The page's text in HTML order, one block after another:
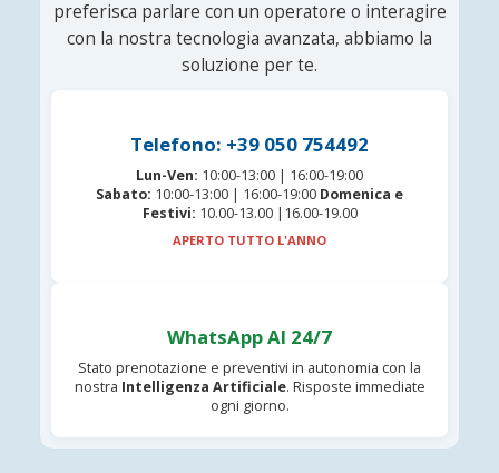
preferisca parlare con un operatore o interagire
con la nostra tecnologia avanzata, abbiamo la
soluzione per te.
Telefono: +39 050 754492
Lun-Ven: 10:00-13:00 | 16:00-19:00
Sabato: 10:00-13:00 | 16:00-19:00 Domenica e
Festivi: 10.00-13.00 |16.00-19.00
APERTO TUTTO L'ANNO
WhatsApp AI 24/7
Stato prenotazione e preventivi in autonomia con la
nostra Intelligenza Artificiale. Risposte immediate
ogni giorno.